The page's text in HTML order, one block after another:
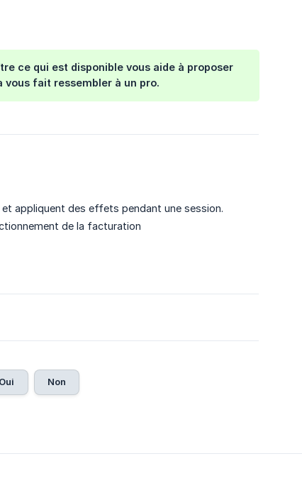
ce qui est disponible vous aide à proposer
fait ressembler à un pro.
appliquent des effets pendant une session.
de la facturation
Oui Non